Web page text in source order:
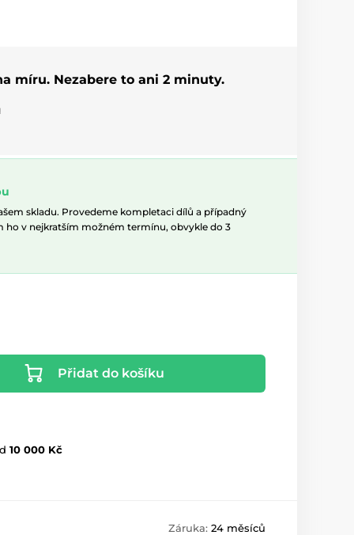
míru. Nezabere to ani 2 minuty.
skladu. Provedeme kompletaci dílů a případný
ho v nejkratším možném termínu, obvykle do 3
Přidat do košíku
10 000 Kč
Záruka: 24 měsíců